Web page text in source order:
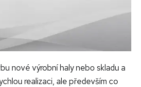
nové výrobní haly nebo skladu a
realizaci, ale především co